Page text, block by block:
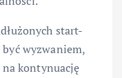
start-
wyzwaniem,
kontynuację